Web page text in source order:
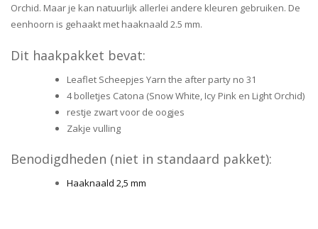
Orchid. Maar je kan natuurlijk allerlei andere kleuren gebruiken. De
eenhoorn is gehaakt met haaknaald 2.5 mm.
Dit haakpakket bevat:
Leaflet Scheepjes Yarn the after party no 31
4 bolletjes Catona (Snow White, Icy Pink en Light Orchid)
restje zwart voor de oogjes
Zakje vulling
Benodigdheden (niet in standaard pakket):
Haaknaald 2,5 mm